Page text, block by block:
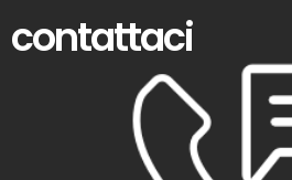
contattaci